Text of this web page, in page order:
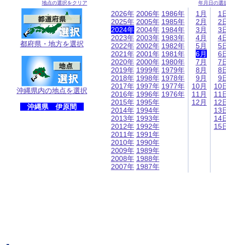
地点の選択をクリア
都府県・地方を選択
沖縄県内の地点を選択
沖縄県 伊原間
年月日の選
2026年
2025年
2024年
2023年
2022年
2021年
2020年
2019年
2018年
2017年
2016年
2015年
2014年
2013年
2012年
2011年
2010年
2009年
2008年
2007年
2006年
2005年
2004年
2003年
2002年
2001年
2000年
1999年
1998年
1997年
1996年
1995年
1994年
1993年
1992年
1991年
1990年
1989年
1988年
1987年
1986年
1985年
1984年
1983年
1982年
1981年
1980年
1979年
1978年
1977年
1976年
1月
2月
3月
4月
5月
6月
7月
8月
9月
10月
11月
12月
1
2
3
4
5
6
7
8
9
10
11
12
13
14
15